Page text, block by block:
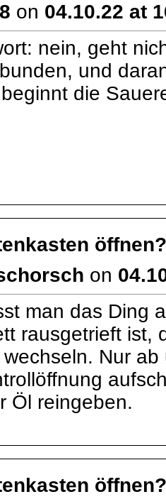
on 04.10.22 at
nein, geht
und
die
öffnen?
on
man das Ding
rausgetrieft ist,
Nur
Öl reingeben.
öffnen?